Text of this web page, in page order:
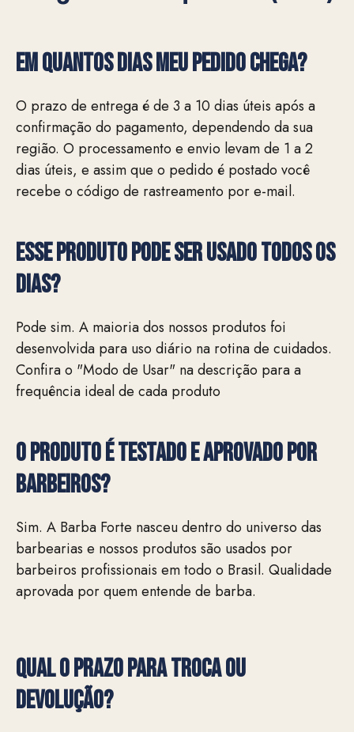
EM QUANTOS DIAS MEU PEDIDO CHEGA?
O prazo de entrega é de 3 a 10 dias úteis após a
confirmação do pagamento, dependendo da sua
região. O processamento e envio levam de 1 a 2
dias úteis, e assim que o pedido é postado você
recebe o código de rastreamento por e-mail.
Esse produto pode ser usado todos os
dias?
Pode sim. A maioria dos nossos produtos foi
desenvolvida para uso diário na rotina de cuidados.
Confira o "Modo de Usar" na descrição para a
frequência ideal de cada produto
O produto é testado e aprovado por
barbeiros?
Sim. A Barba Forte nasceu dentro do universo das
barbearias e nossos produtos são usados por
barbeiros profissionais em todo o Brasil. Qualidade
aprovada por quem entende de barba.
QUAL O PRAZO PARA TROCA OU
DEVOLUÇÃO?